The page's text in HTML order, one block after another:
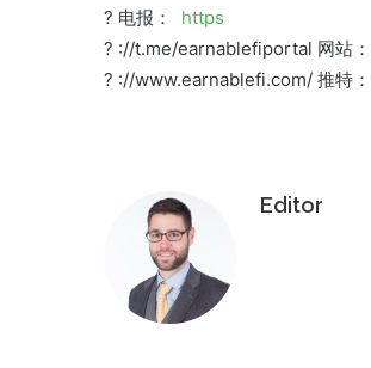
? 电报： https
? ://t.me/earnablefiportal 网站：
? ://www.earnablefi.com/ 推特：
Editor